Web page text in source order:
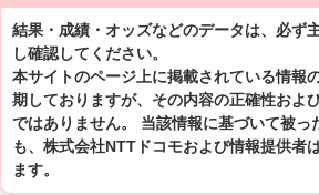
結果・成績・オッズなどのデータは、必ず
し確認してください。
本サイトのページ上に掲載されている情報
期しておりますが、その内容の正確性およ
ではありません。 当該情報に基づいて被っ
も、株式会社NTTドコモおよび情報提供者
ます。